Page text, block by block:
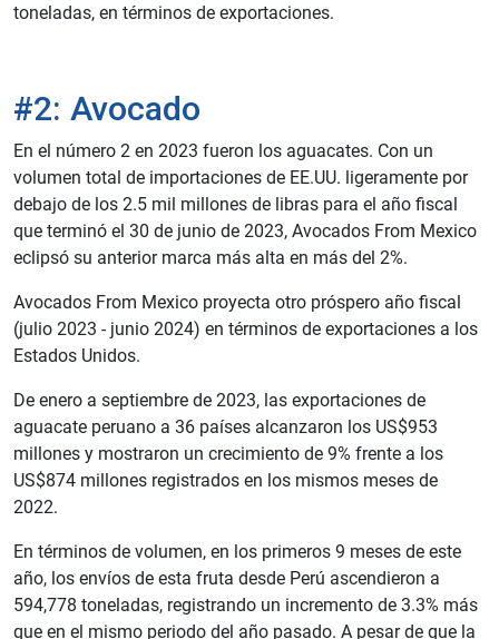
toneladas, en términos de exportaciones.
#2: Avocado
En el número 2 en 2023 fueron los aguacates. Con un
volumen total de importaciones de EE.UU. ligeramente por
debajo de los 2.5 mil millones de libras para el año fiscal
que terminó el 30 de junio de 2023, Avocados From Mexico
eclipsó su anterior marca más alta en más del 2%.
Avocados From Mexico proyecta otro próspero año fiscal
(julio 2023 - junio 2024) en términos de exportaciones a los
Estados Unidos.
De enero a septiembre de 2023, las exportaciones de
aguacate peruano a 36 países alcanzaron los US$953
millones y mostraron un crecimiento de 9% frente a los
US$874 millones registrados en los mismos meses de
2022.
En términos de volumen, en los primeros 9 meses de este
año, los envíos de esta fruta desde Perú ascendieron a
594,778 toneladas, registrando un incremento de 3.3% más
que en el mismo periodo del año pasado. A pesar de que la